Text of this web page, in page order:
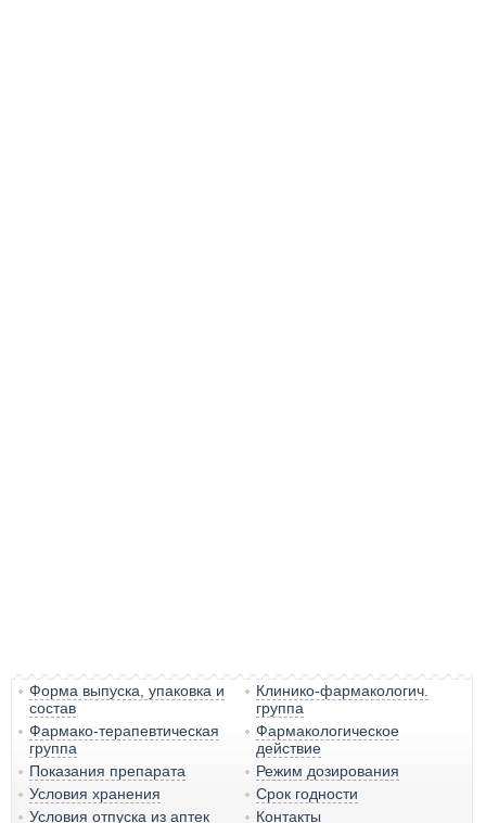
Форма выпуска, упаковка и
состав
Клинико-фармакологич.
группа
Фармако-терапевтическая
группа
Фармакологическое
действие
Показания препарата
Режим дозирования
Условия хранения
Срок годности
Условия отпуска из аптек
Контакты